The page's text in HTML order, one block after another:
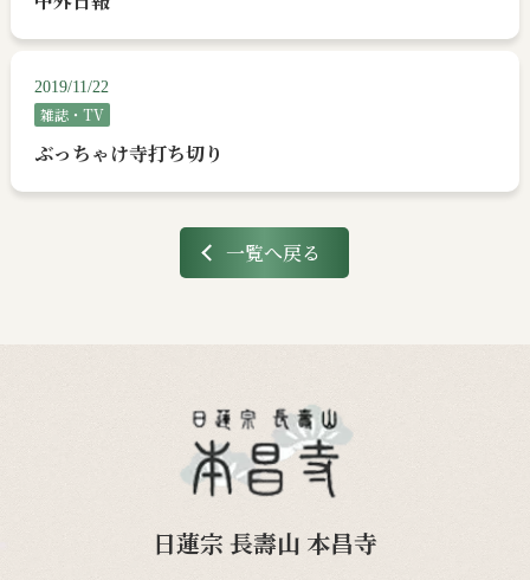
2019/11/22
雑誌・TV
ぶっちゃけ寺打ち切り
一覧へ戻る
日蓮宗 長壽山 本昌寺